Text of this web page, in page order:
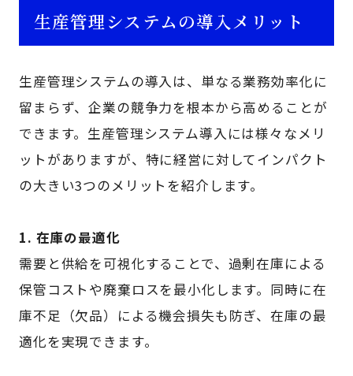
生産管理システムの導入メリット
生産管理システムの導入は、単なる業務効率化に
留まらず、企業の競争力を根本から高めることが
できます。生産管理システム導入には様々なメリ
ットがありますが、特に経営に対してインパクト
の大きい3つのメリットを紹介します。
1. 在庫の最適化
需要と供給を可視化することで、過剰在庫による
保管コストや廃棄ロスを最小化します。同時に在
庫不足（欠品）による機会損失も防ぎ、在庫の最
適化を実現できます。